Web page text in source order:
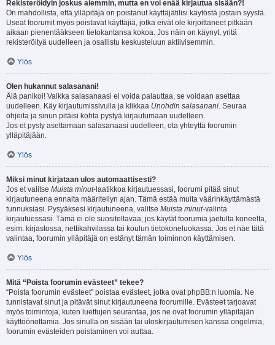
Rekisteröidyin joskus aiemmin, mutta en voi enää kirjautua sisään?!
On mahdollista, että ylläpitäjä on poistanut käyttäjätilisi käytöstä jostain syystä.
Useat foorumit myös poistavat käyttäjiä, jotka eivät ole kirjoittaneet pitkään
aikaan pienentääkseen tietokantansa kokoa. Jos näin on käynyt, yritä
rekisteröityä uudelleen ja osallistu keskusteluun aktiivisemmin.
Ylös
Olen hukannut salasanani!
Älä panikoi! Vaikka salasanaasi ei voida palauttaa, se voidaan asettaa
uudelleen. Käy kirjautumissivulla ja klikkaa Unohdin salasanani. Seuraa
ohjeita ja sinun pitäisi kohta pystyä kirjautumaan uudelleen.
Jos et pysty asettamaan salasanaasi uudelleen, ota yhteyttä foorumin
ylläpitäjään.
Ylös
Miksi minut kirjataan ulos automaattisesti?
Jos et valitse Muista minut-laatikkoa kirjautuessasi, foorumi pitää sinut
kirjautuneena ennalta määritellyn ajan. Tämä estää muita väärinkäyttämästä
tunnuksiasi. Pysyäksesi kirjautuneena, valitse Muista minut-valinta
kirjautuessasi. Tämä ei ole suositeltavaa, jos käytät foorumia jaetulta koneelta,
esim. kirjastossa, nettikahvilassa tai koulun tietokoneluokassa. Jos et näe tätä
valintaa, foorumin ylläpitäjä on estänyt tämän toiminnon käyttämisen.
Ylös
Mitä “Poista foorumin evästeet” tekee?
“Poista foorumin evästeet” poistaa evästeet, jotka ovat phpBB:n luomia. Ne
tunnistavat sinut ja pitävät sinut kirjautuneena foorumille. Evästeet tarjoavat
myös toimintoja, kuten luettujen seurantaa, jos ne ovat foorumin ylläpitäjän
käyttöönottamia. Jos sinulla on sisään tai uloskirjautumisen kanssa ongelmia,
foorumin evästeiden poistaminen voi auttaa.